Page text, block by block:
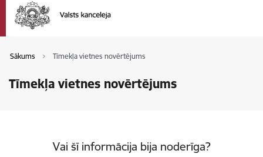
Sākums Tīmekļa vietnes novērtējums
Tīmekļa vietnes novērtējums
Vai šī informācija bija noderīga?